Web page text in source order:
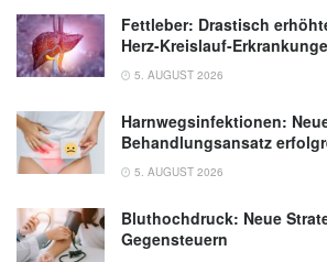
Fettleber: Drastisch
Herz-Kreislauf-
5. AUGUST 2026
Harnwegsinfektionen:
Behandlungsansatz
5. AUGUST 2026
Bluthochdruck: Neue
Gegensteuern